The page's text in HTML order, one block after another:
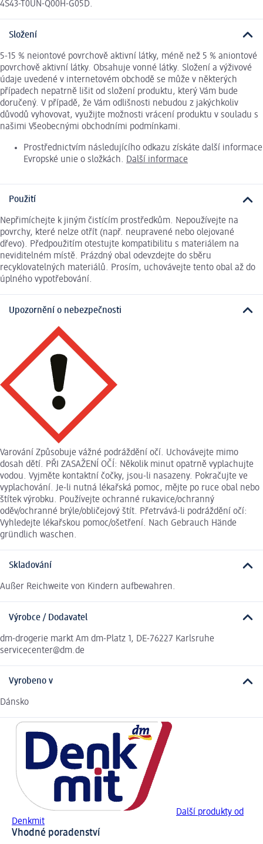
4S43-T0UN-Q00H-G05D.
Složení
5-15 % neiontové povrchově aktivní látky, méně než 5 % aniontové
povrchově aktivní látky. Obsahuje vonné látky. Složení a výživové
údaje uvedené v internetovém obchodě se může v některých
případech nepatrně lišit od složení produktu, který Vám bude
doručený. V případě, že Vám odlišnosti nebudou z jakýchkoliv
důvodů vyhovovat, využijte možnosti vrácení produktu v souladu s
našimi Všeobecnými obchodními podmínkami.
Prostřednictvím následujícího odkazu získáte další informace
Evropské unie o složkách. Další informace
Použití
Nepřimíchejte k jiným čistícím prostředkům. Nepoužívejte na
povrchy, které nelze otřít (např. neupravené nebo olejované
dřevo). Předpoužitím otestujte kompatibilitu s materiálem na
neviditelném místě. Prázdný obal odevzdejte do sběru
recyklovatelných materiálů. Prosím, uchovávejte tento obal až do
úplného vypotřebování.
Upozornění o nebezpečnosti
Varování Způsobuje vážné podráždění očí. Uchovávejte mimo
dosah dětí. PŘI ZASAŽENÍ OČÍ: Několik minut opatrně vyplachujte
vodou. Vyjměte kontaktní čočky, jsou-li nasazeny. Pokračujte ve
vyplachování. Je-li nutná lékařská pomoc, mějte po ruce obal nebo
štítek výrobku. Používejte ochranné rukavice/ochranný
oděv/ochranné brýle/obličejový štít. Přetrvává-li podráždění očí:
Vyhledejte lékařskou pomoc/ošetření. Nach Gebrauch Hände
gründlich waschen.
Skladování
Außer Reichweite von Kindern aufbewahren.
Výrobce / Dodavatel
dm-drogerie markt Am dm-Platz 1, DE-76227 Karlsruhe
servicecenter@dm.de
Vyrobeno v
Dánsko
Další produkty od
Denkmit
Vhodné poradenství